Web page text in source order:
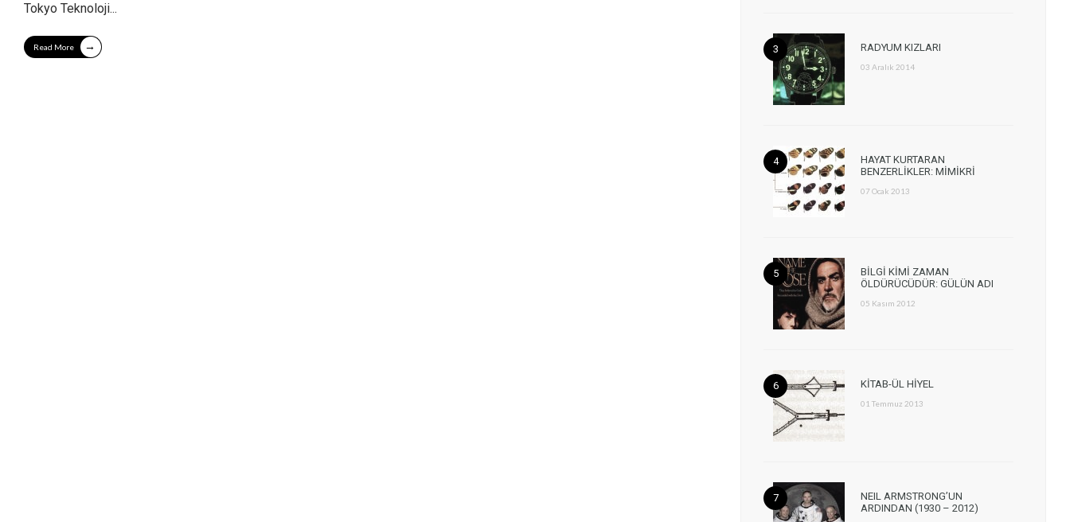
Tokyo Teknoloji...
Read More → RADYUM KIZLARI
03 Aralık 2014
HAYAT KURTARAN
BENZERLİKLER: MİMİKRİ
07 Ocak 2013
BİLGİ KİMİ ZAMAN
ÖLDÜRÜCÜDÜR: GÜLÜN ADI
05 Kasım 2012
KİTAB-ÜL HİYEL
01 Temmuz 2013
NEIL ARMSTRONG’UN
ARDINDAN (1930 – 2012)